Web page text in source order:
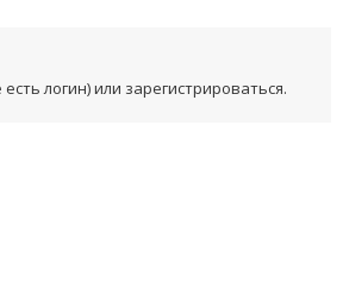
логин) или зарегистрироваться.